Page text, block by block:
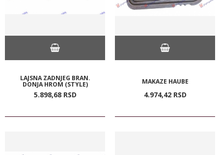
LAJSNA ZADNJEG BRAN.
DONJA HROM (STYLE)
5.898,68 RSD
MAKAZE HAUBE
4.974,42 RSD